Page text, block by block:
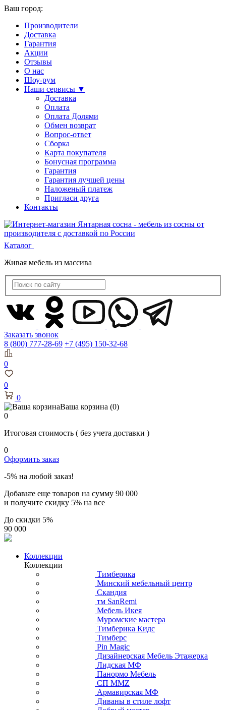
Ваш город:
Производители
Доставка
Гарантия
Акции
Отзывы
О нас
Шоу-рум
Наши сервисы ▼
Доставка
Оплата
Оплата Долями
Обмен возврат
Вопрос-ответ
Сборка
Карта покупателя
Бонусная программа
Гарантия
Гарантия лучшей цены
Наложеный платеж
Пригласи друга
Контакты
Каталог
Живая мебель из массива
Заказать звонок
8 (800) 777-28-69 +7 (495) 150-32-68
0
0
0
Ваша корзина (0)
0
Итоговая стоимость ( без учета доставки )
0
Оформить заказ
-5% на любой заказ!
Добавьте еще товаров на сумму 90 000
и получите скидку 5% на все
До скидки 5%
90 000
Коллекции
Коллекции
Тимберика
Минский мебельный центр
Скандия
тм SanRemi
Мебель Икея
Муромские мастера
Тимберика Кидс
Тимберс
Pin Magic
Дизайнерская Мебель Этажерка
Лидская МФ
Панормо Мебель
СП ММZ
Армавирская МФ
Диваны в стиле лофт